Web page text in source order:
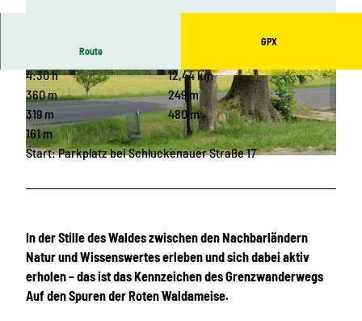
© Jana Häntschel, Touristinformation Sohland a.d. Spree |
© Jana Häntschel, Touristinformation Sohland
CC-BY-SA
© Mike Schöffmann, Touristinformation Sohlan
d a.d. Spree |CC-BY-SA
Route
GPX
4:30 h
12,44 km
360 m
249 m
319 m
480 m
161 m
Start: Parkplatz bei Schluckenauer Straße 17
In der Stille des Waldes zwischen den Nachbarländern
Natur und Wissenswertes erleben und sich dabei aktiv
erholen – das ist das Kennzeichen des Grenzwanderwegs
Auf den Spuren der Roten Waldameise.